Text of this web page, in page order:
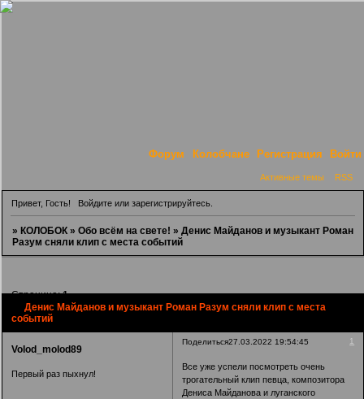
Форум Колобчане Регистрация Войти
Активные темы RSS
Привет, Гость! Войдитеили зарегистрируйтесь.
»КОЛОБОК »Обо всём на свете! »Денис Майданов и музыкант Роман
Разум сняли клип с места событий
Денис Майданов и музыкант Роман Разум сняли клип с места
событий
Страница:1
Поделиться 1
27.03.2022 19:54:45
Volod_molod89
Первый раз пыхнул!
Все уже успели посмотреть очень
трогательный клип певца, композитора
Дениса Майданова и луганского